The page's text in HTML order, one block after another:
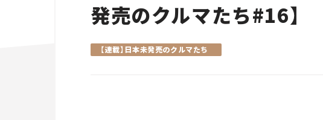
発売のクルマたち#️16】
【連載】日本未発売のクルマたち